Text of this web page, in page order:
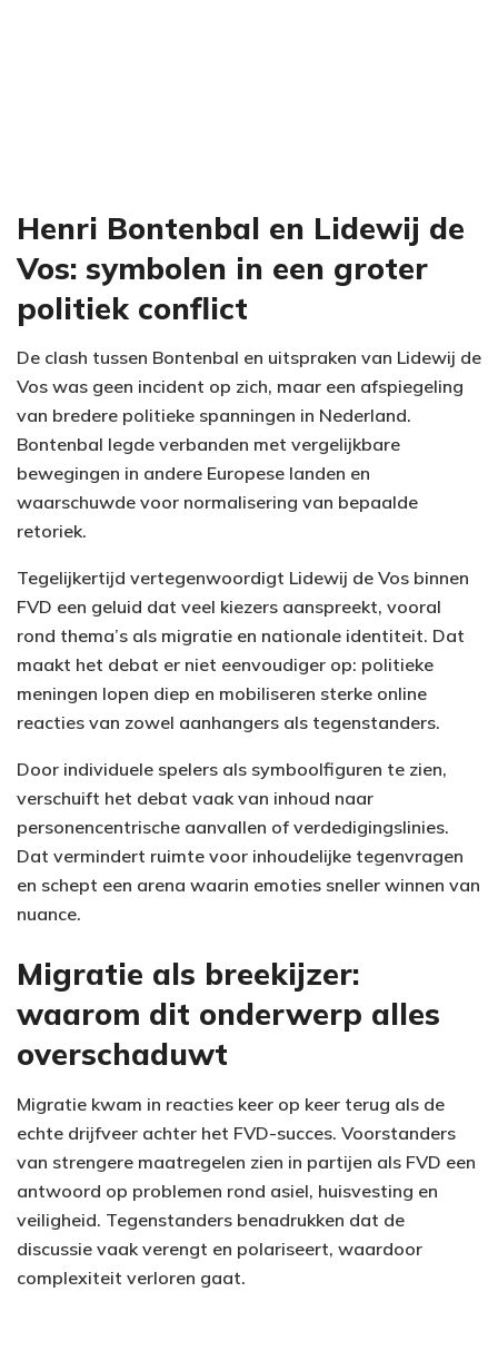
Henri Bontenbal en Lidewij de
Vos: symbolen in een groter
politiek conflict
De clash tussen Bontenbal en uitspraken van Lidewij de
Vos was geen incident op zich, maar een afspiegeling
van bredere politieke spanningen in Nederland.
Bontenbal legde verbanden met vergelijkbare
bewegingen in andere Europese landen en
waarschuwde voor normalisering van bepaalde
retoriek.
Tegelijkertijd vertegenwoordigt Lidewij de Vos binnen
FVD een geluid dat veel kiezers aanspreekt, vooral
rond thema’s als migratie en nationale identiteit. Dat
maakt het debat er niet eenvoudiger op: politieke
meningen lopen diep en mobiliseren sterke online
reacties van zowel aanhangers als tegenstanders.
Door individuele spelers als symboolfiguren te zien,
verschuift het debat vaak van inhoud naar
personencentrische aanvallen of verdedigingslinies.
Dat vermindert ruimte voor inhoudelijke tegenvragen
en schept een arena waarin emoties sneller winnen van
nuance.
Migratie als breekijzer:
waarom dit onderwerp alles
overschaduwt
Migratie kwam in reacties keer op keer terug als de
echte drijfveer achter het FVD-succes. Voorstanders
van strengere maatregelen zien in partijen als FVD een
antwoord op problemen rond asiel, huisvesting en
veiligheid. Tegenstanders benadrukken dat de
discussie vaak verengt en polariseert, waardoor
complexiteit verloren gaat.